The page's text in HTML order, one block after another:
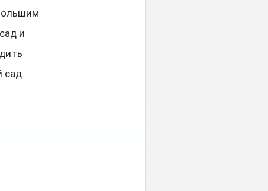
и
сад.